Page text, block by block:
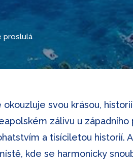
proslulá
svou krásou,
zálivu u
a tisíciletou historií.
kde se harmonicky